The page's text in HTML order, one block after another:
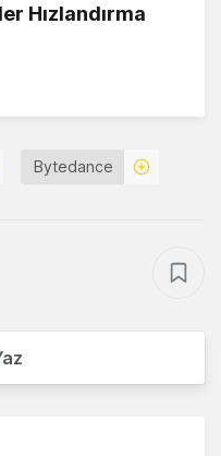
Hızlandırma
Bytedance